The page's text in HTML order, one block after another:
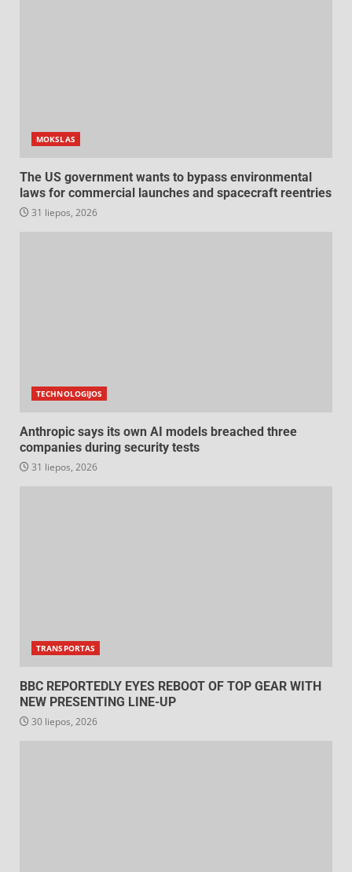
MOKSLAS
The US government wants to bypass environmental
laws for commercial launches and spacecraft reentries
31 liepos, 2026
TECHNOLOGIJOS
Anthropic says its own AI models breached three
companies during security tests
31 liepos, 2026
TRANSPORTAS
BBC REPORTEDLY EYES REBOOT OF TOP GEAR WITH
NEW PRESENTING LINE-UP
30 liepos, 2026